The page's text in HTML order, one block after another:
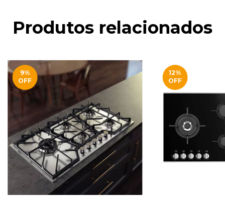
Produtos relacionados
9%
OFF
12%
OFF